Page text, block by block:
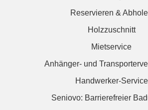
Reservieren &
Holzzuschnitt
Mietservice
Anhänger- und
Handwerker-Service
Seniovo: Barrierefreier